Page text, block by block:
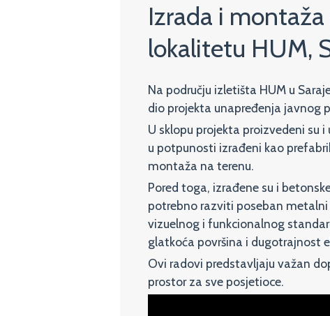
Izrada i
lokalitetu HUM,
Na području izletišta HUM u
dio projekta unapređenja javnog
U sklopu projekta proizvedeni su
u potpunosti izrađeni kao
montaža na terenu.
Pored toga, izrađene su i
potrebno razviti poseban
vizuelnog i funkcionalnog
glatkoća površina i dugotrajnost
Ovi radovi predstavljaju važan
prostor za sve posjetioce.